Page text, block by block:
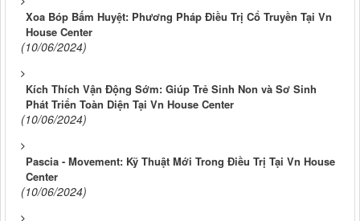
Xoa Bóp Bấm Huyệt: Phương Pháp Điều Trị Cổ Truyền Tại Vn
House Center
(10/06/2024)
Kích Thích Vận Động Sớm: Giúp Trẻ Sinh Non và Sơ Sinh
Phát Triển Toàn Diện Tại Vn House Center
(10/06/2024)
Pascia - Movement: Kỹ Thuật Mới Trong Điều Trị Tại Vn House
Center
(10/06/2024)